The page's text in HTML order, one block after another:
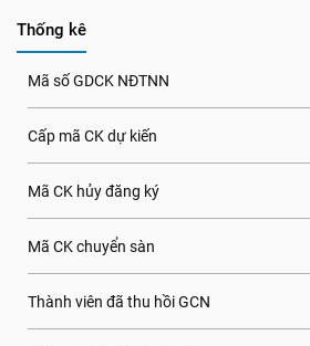
Thống kê
Mã số GDCK NĐTNN
Cấp mã CK dự kiến
Mã CK hủy đăng ký
Mã CK chuyển sàn
Thành viên đã thu hồi GCN